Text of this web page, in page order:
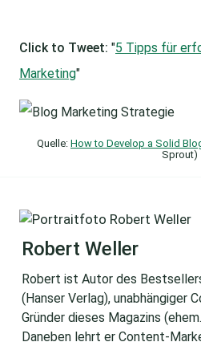
Click to Tweet: "5 Tipps für
Marketing"
Quelle: How to Develop a Solid
Sprout)
Robert Weller
Robert ist Autor des
(Hanser Verlag), unabhängiger
Gründer dieses Magazins
Daneben lehrt er Content-